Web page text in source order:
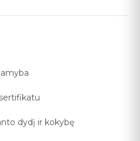
dydį ir kokybę